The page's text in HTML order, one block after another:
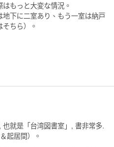
大変な情況。
あり、もう一室は納戸
ちら）。
就是「台湾図書室」, 書非常多.
起居間）。